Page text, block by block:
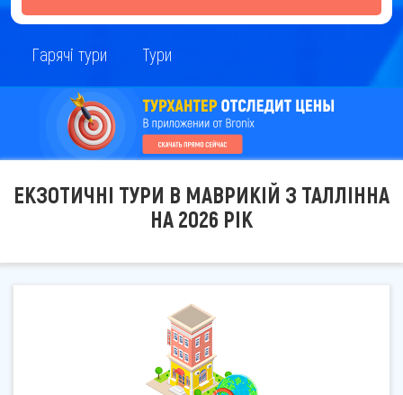
Гарячі тури Тури
ЕКЗОТИЧНІ ТУРИ В МАВРИКІЙ З ТАЛЛІННА
НА 2026 РІК